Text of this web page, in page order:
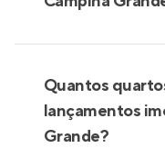
Quantos
lançamentos
Grande?